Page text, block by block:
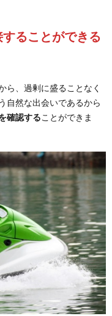
ることができる
ら、過剰に盛ることなく
自然な出会いであるから
確認することができま